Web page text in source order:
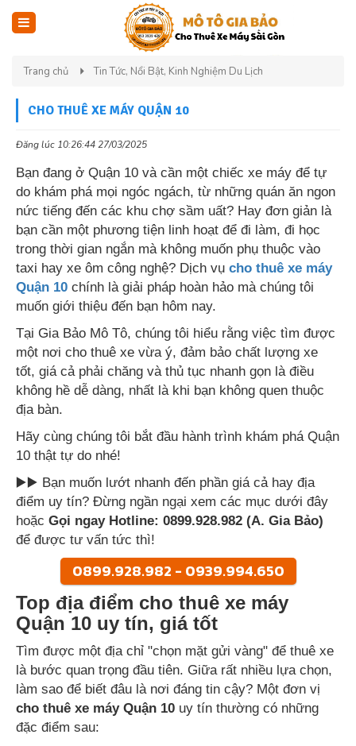
Trang chủ Tin Tức, Nổi Bật, Kinh Nghiệm Du Lịch
CHO THUÊ XE MÁY QUẬN 10
Đăng lúc 10:26:44 27/03/2025
Bạn đang ở Quận 10 và cần một chiếc xe máy để tự
do khám phá mọi ngóc ngách, từ những quán ăn ngon
nức tiếng đến các khu chợ sầm uất? Hay đơn giản là
bạn cần một phương tiện linh hoạt để đi làm, đi học
trong thời gian ngắn mà không muốn phụ thuộc vào
taxi hay xe ôm công nghệ? Dịch vụ cho thuê xe máy
Quận 10 chính là giải pháp hoàn hảo mà chúng tôi
muốn giới thiệu đến bạn hôm nay.
Tại Gia Bảo Mô Tô, chúng tôi hiểu rằng việc tìm được
một nơi cho thuê xe vừa ý, đảm bảo chất lượng xe
tốt, giá cả phải chăng và thủ tục nhanh gọn là điều
không hề dễ dàng, nhất là khi bạn không quen thuộc
địa bàn.
Hãy cùng chúng tôi bắt đầu hành trình khám phá Quận
10 thật tự do nhé!
▶️▶️ Bạn muốn lướt nhanh đến phần giá cả hay địa
điểm uy tín? Đừng ngần ngại xem các mục dưới đây
hoặc Gọi ngay Hotline: 0899.928.982 (A. Gia Bảo)
để được tư vấn tức thì!
0899.928.982 - 0939.994.650
Top địa điểm cho thuê xe máy
Quận 10 uy tín, giá tốt
Tìm được một địa chỉ "chọn mặt gửi vàng" để thuê xe
là bước quan trọng đầu tiên. Giữa rất nhiều lựa chọn,
làm sao để biết đâu là nơi đáng tin cậy? Một đơn vị
cho thuê xe máy Quận 10 uy tín thường có những
đặc điểm sau: